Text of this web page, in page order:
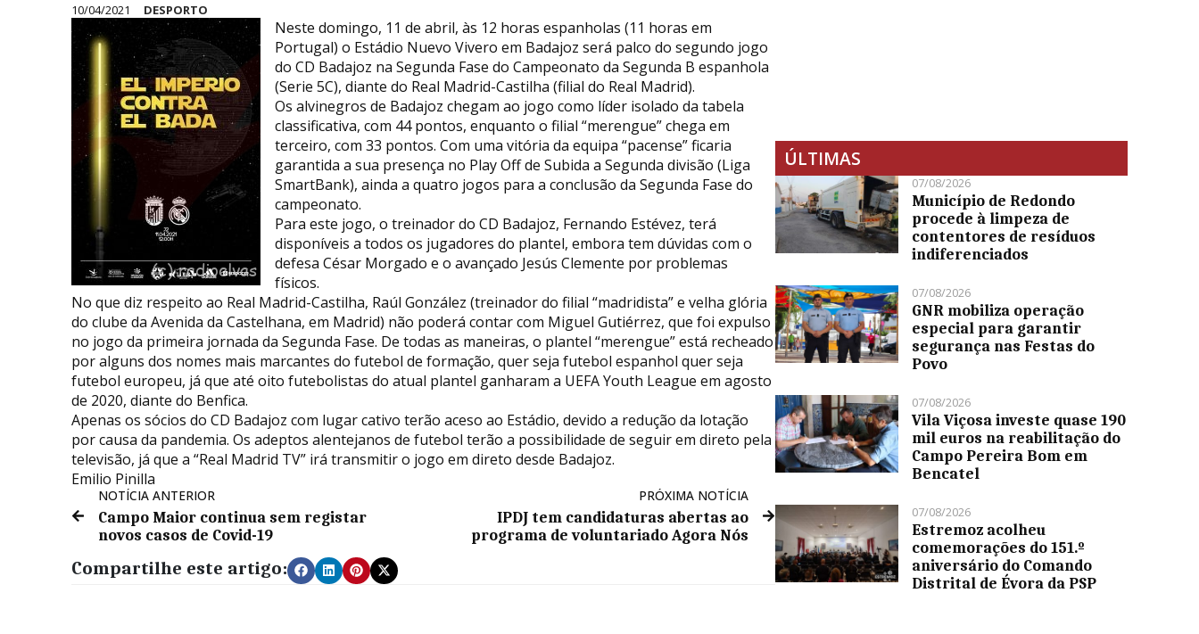
10/04/2021 DESPORTO
Neste domingo, 11 de abril, às 12 horas espanholas (11 horas em
Portugal) o Estádio Nuevo Vivero em Badajoz será palco do segundo jogo
do CD Badajoz na Segunda Fase do Campeonato da Segunda B espanhola
(Serie 5C), diante do Real Madrid-Castilha (filial do Real Madrid).
Os alvinegros de Badajoz chegam ao jogo como líder isolado da tabela
classificativa, com 44 pontos, enquanto o filial “merengue” chega em
terceiro, com 33 pontos. Com uma vitória da equipa “pacense” ficaria
garantida a sua presença no Play Off de Subida a Segunda divisão (Liga
SmartBank), ainda a quatro jogos para a conclusão da Segunda Fase do
campeonato.
Para este jogo, o treinador do CD Badajoz, Fernando Estévez, terá
disponíveis a todos os jugadores do plantel, embora tem dúvidas com o
defesa César Morgado e o avançado Jesús Clemente por problemas
físicos.
No que diz respeito ao Real Madrid-Castilha, Raúl González (treinador do filial “madridista” e velha glória
do clube da Avenida da Castelhana, em Madrid) não poderá contar com Miguel Gutiérrez, que foi expulso
no jogo da primeira jornada da Segunda Fase. De todas as maneiras, o plantel “merengue” está recheado
por alguns dos nomes mais marcantes do futebol de formação, quer seja futebol espanhol quer seja
futebol europeu, já que até oito futebolistas do atual plantel ganharam a UEFA Youth League em agosto
de 2020, diante do Benfica.
Apenas os sócios do CD Badajoz com lugar cativo terão aceso ao Estádio, devido a redução da lotação
por causa da pandemia. Os adeptos alentejanos de futebol terão a possibilidade de seguir em direto pela
televisão, já que a “Real Madrid TV” irá transmitir o jogo em direto desde Badajoz.
Emilio Pinilla
NOTÍCIA ANTERIOR
Campo Maior continua sem registar
novos casos de Covid-19
PRÓXIMA NOTÍCIA
IPDJ tem candidaturas abertas ao
programa de voluntariado Agora Nós
Compartilhe este artigo:
ÚLTIMAS
07/08/2026
Município de Redondo
procede à limpeza de
contentores de resíduos
indiferenciados
07/08/2026
GNR mobiliza operação
especial para garantir
segurança nas Festas do
Povo
07/08/2026
Vila Viçosa investe quase 190
mil euros na reabilitação do
Campo Pereira Bom em
Bencatel
07/08/2026
Estremoz acolheu
comemorações do 151.º
aniversário do Comando
Distrital de Évora da PSP